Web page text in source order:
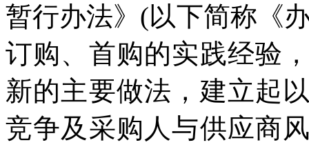
暂行办法》(以下简称《
订购、首购的实践经验
新的主要做法，建立起
竞争及采购人与供应商